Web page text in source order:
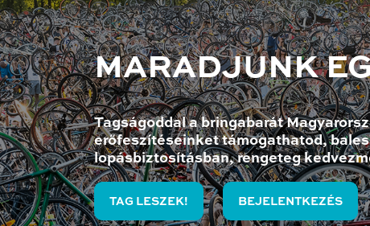
MARADJUNK
Tagságoddal a bringabarát
erőfeszítéseinket támogathatod,
lopásbiztosításban, rengeteg
TAG LESZEK! BEJELENTKEZÉS